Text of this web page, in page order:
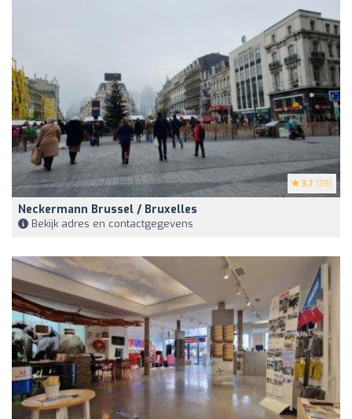
3.7 (39)
Neckermann Brussel / Bruxelles
Bekijk adres en contactgegevens